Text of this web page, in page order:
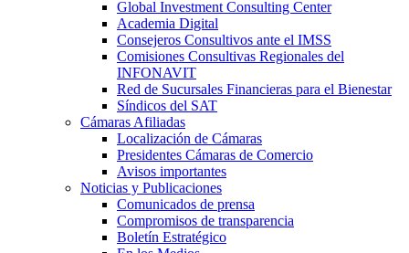
Global Investment Consulting Center
Academia Digital
Consejeros Consultivos ante el IMSS
Comisiones Consultivas Regionales del
INFONAVIT
Red de Sucursales Financieras para el Bienestar
Síndicos del SAT
Cámaras Afiliadas
Localización de Cámaras
Presidentes Cámaras de Comercio
Avisos importantes
Noticias y Publicaciones
Comunicados de prensa
Compromisos de transparencia
Boletín Estratégico